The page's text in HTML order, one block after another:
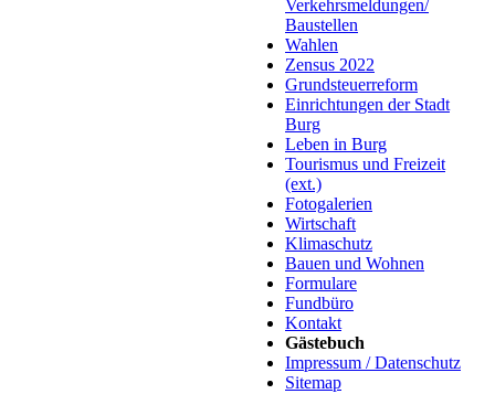
Verkehrsmeldungen/
Baustellen
Wahlen
Zensus 2022
Grundsteuerreform
Einrichtungen der Stadt
Burg
Leben in Burg
Tourismus und Freizeit
(ext.)
Fotogalerien
Wirtschaft
Klimaschutz
Bauen und Wohnen
Formulare
Fundbüro
Kontakt
Gästebuch
Impressum / Datenschutz
Sitemap